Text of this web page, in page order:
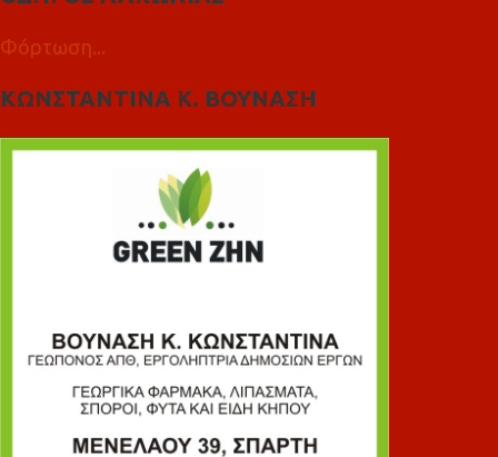
Φόρτωση...
ΚΩΝΣΤΑΝΤΙΝΑ Κ. ΒΟΥΝΑΣΗ